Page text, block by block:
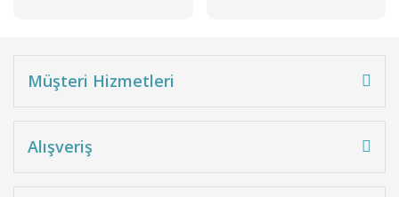
Müşteri Hizmetleri
Alışveriş